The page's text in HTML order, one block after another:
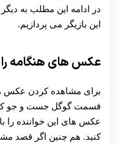
در ادامه این مطلب به
این بازیگر می پردازیم.
عکس های هنگامه را
برای مشاهده کردن عکس
قسمت گوگل جست و جو
عکس های این خواننده را
کنید. هم چنین اگر قصد